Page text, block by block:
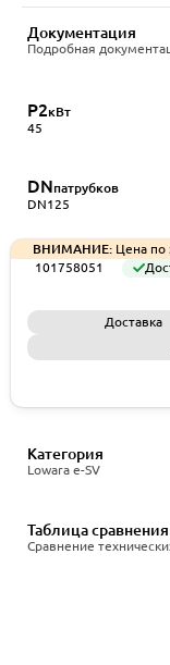
Документация
Подробная
P2кВт
45
DNпатрубков
DN125
ВНИМАНИЕ: Цена по
101758051
Доставка
Lowara e-SV
Категория
Сравнение
Таблица сравнения